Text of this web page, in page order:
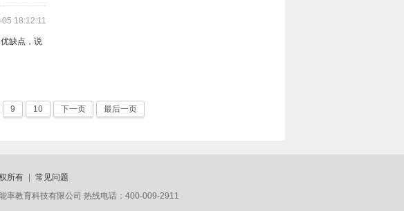
18:12:11
缺点，说
9 10 下一页 最后一页
所有
常见问题
率教育科技有限公司 热线电话：400-009-2911